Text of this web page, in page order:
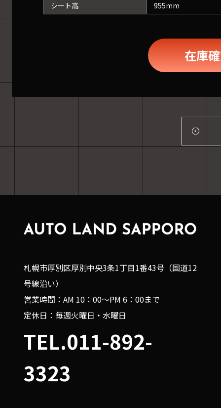
シート高
955mm
在庫
札幌市厚別区厚別中央3条1丁目1番43号（国道12
号線沿い）
営業時間：AM 10：00～PM 6：00まで
定休日：毎週火曜日・水曜日
TEL.011-892-
3323